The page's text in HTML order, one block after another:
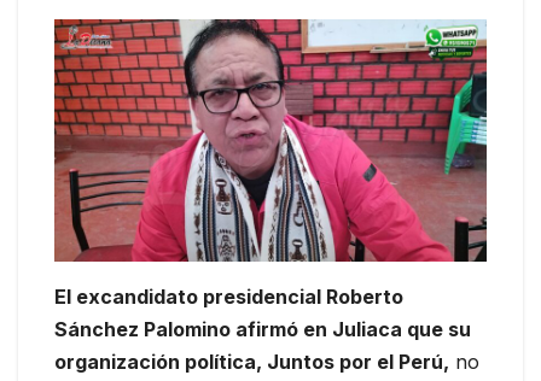
El excandidato presidencial Roberto
Sánchez Palomino afirmó en Juliaca que su
organización política, Juntos por el Perú, no